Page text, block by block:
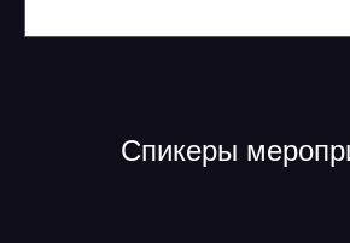
Спикеры